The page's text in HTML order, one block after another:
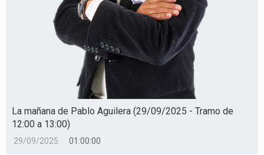
La mañana de Pablo Aguilera (29/09/2025 - Tramo de
12:00 a 13:00)
29/09/2025 01:00:00